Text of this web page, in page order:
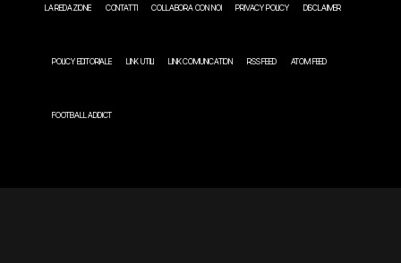
LA REDAZIONE CONTATTI COLLABORA CON NOI PRIVACY POLICY DISCLAIMER
POLICY EDITORIALE LINK UTILI LINK COMUNICATION RSS FEED ATOM FEED
FOOTBALL ADDICT